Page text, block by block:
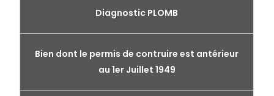
Diagnostic PLOMB
Bien dont le permis de contruire est antérieur
au 1er Juillet 1949